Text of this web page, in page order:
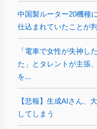
中国製ルーター20機種
仕込まれていたことが
「電車で女性が失神し
た」とタレントが主張
を...
【悲報】生成AIさん、
してしまう